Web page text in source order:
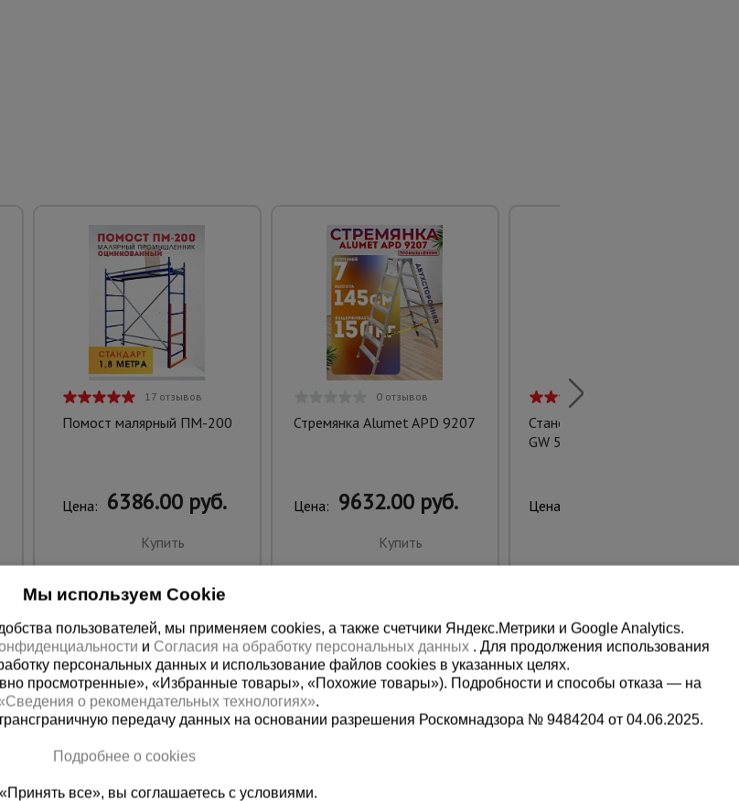
17 отзывов
Помост малярный ПМ-200
Цена: 6386.00 руб.
Купить
0 отзывов
Стремянка Alumet APD 9207
Цена: 9632.00 руб.
Купить
Станок для гибки арматуры
GW 50 автомат
Цена:
Мы используем Cookie
пользователей, мы применяем cookies, а также счетчики Яндекс.Метрики и Google Analytics.
и Согласия на обработку персональных данных . Для продолжения использования
персональных данных и использование файлов cookies в указанных целях.
просмотренные», «Избранные товары», «Похожие товары»). Подробности и способы отказа — на
о рекомендательных технологиях».
передачу данных на основании разрешения Роскомнадзора № 9484204 от 04.06.2025.
Подробнее о cookies
все», вы соглашаетесь с условиями.